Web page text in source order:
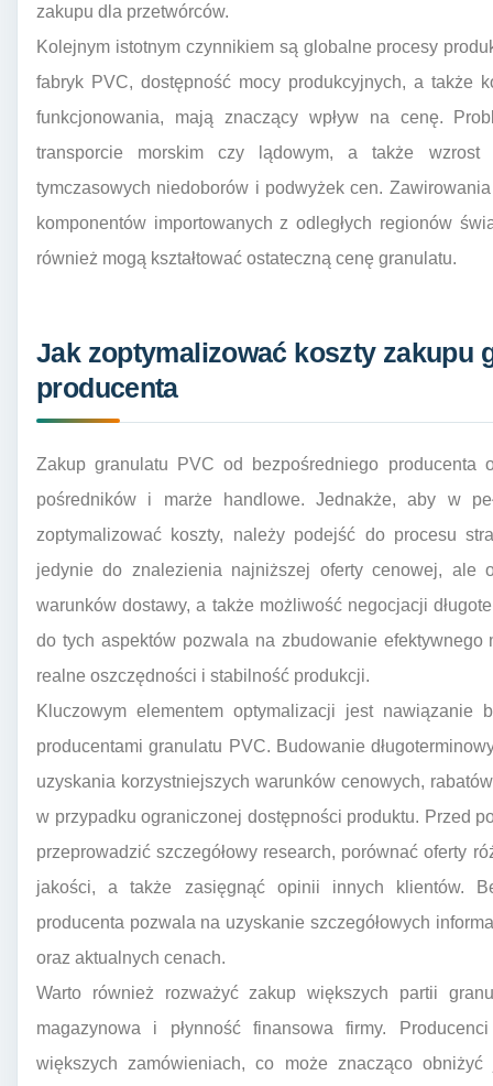
zakupu dla przetwórców.
Kolejnym istotnym czynnikiem są globalne procesy
fabryk PVC, dostępność mocy produkcyjnych, a także
funkcjonowania, mają znaczący wpływ na cenę.
transporcie morskim czy lądowym, a także wzrost
tymczasowych niedoborów i podwyżek cen.
komponentów importowanych z odległych regionów
również mogą kształtować ostateczną cenę granulatu.
Jak zoptymalizować koszty zakupu
producenta
Zakup granulatu PVC od bezpośredniego producenta
pośredników i marże handlowe. Jednakże, aby w
zoptymalizować koszty, należy podejść do procesu
jedynie do znalezienia najniższej oferty cenowej, ale
warunków dostawy, a także możliwość negocjacji
do tych aspektów pozwala na zbudowanie efektywnego
realne oszczędności i stabilność produkcji.
Kluczowym elementem optymalizacji jest nawiązanie
producentami granulatu PVC. Budowanie
uzyskania korzystniejszych warunków cenowych,
w przypadku ograniczonej dostępności produktu. Przed
przeprowadzić szczegółowy research, porównać oferty
jakości, a także zasięgnąć opinii innych klientów.
producenta pozwala na uzyskanie szczegółowych
oraz aktualnych cenach.
Warto również rozważyć zakup większych partii
magazynowa i płynność finansowa firmy.
większych zamówieniach, co może znacząco